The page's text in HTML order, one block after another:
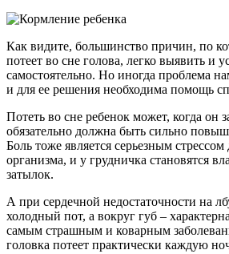
Как видите, большинство причин, по
потеет во сне голова, легко выявить и
самостоятельно. Но иногда проблема
и для ее решения необходима помощь
Потеть во сне ребенок может, когда он
обязательно должна быть сильно
Боль тоже является серьезным стрессом
организма, и у грудничка становятся
затылок.
А при сердечной недостаточности на
холодный пот, а вокруг губ –
самым страшным и коварным
головка потеет практически каждую